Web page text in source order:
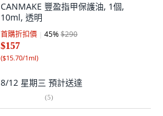
CANMAKE 豐盈指甲保護油, 1個,
10ml, 透明
首購折扣價 45%$290
$157
($15.70/1ml)
8/12 星期三 預計送達
(5)